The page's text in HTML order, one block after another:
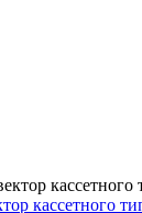
кассетного